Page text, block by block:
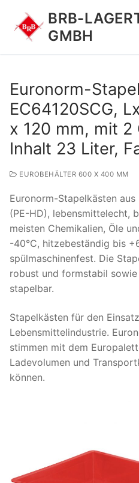
Inhalt
springen
BRB-
GMBH
nach:
Euronorm-
EC64120SCG,
x 120 mm, mit 2
Inhalt 23 Liter,
EUROBEHÄLTER 600 X 400 MM
Euronorm-Stapelkästen
(PE-HD), lebensmittelecht,
meisten Chemikalien, Öle
-40°C, hitzebeständig bis
spülmaschinenfest. Die
robust und formstabil
stapelbar.
Stapelkästen für den
Lebensmittelindustrie.
stimmen mit dem
Ladevolumen und
können.